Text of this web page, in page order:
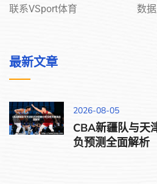
联系VSport体育 数
最新文章
2026-08-05
CBA新疆队与天
负预测全面解析